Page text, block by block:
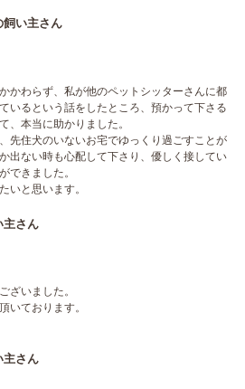
飼い主さん
かわらず、私が他のペットシッターさんに都
いるという話をしたところ、預かって下さる
、本当に助かりました。
先住犬のいないお宅でゆっくり過ごすことが
出ない時も心配して下さり、優しく接してい
できました。
いと思います。
主さん
ざいました。
いております。
主さん